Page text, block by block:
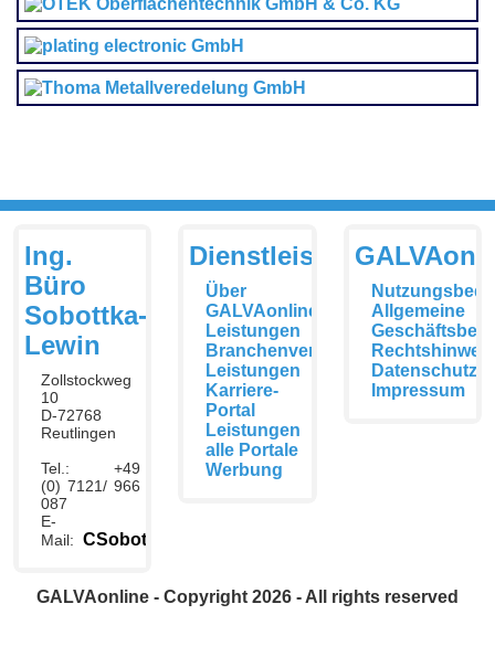
Ing.
Büro
Sobottka-
Lewin
Zollstockweg
10
D-72768
Reutlingen
Tel.: +49
(0) 7121/ 966
087
E-
Mail: CSobottka@galvaonline.de
Dienstleistungen
Über
GALVAonline
Leistungen
Branchenverzeichnis
Leistungen
Karriere-
Portal
Leistungen
alle Portale
Werbung
Allgemeine
Impressum
GALVAonline - Copyright 2026 - All rights reserved